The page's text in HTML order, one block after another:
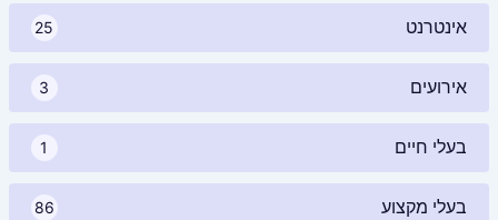
אינטרנט 25
אירועים 3
בעלי חיים 1
בעלי מקצוע 86